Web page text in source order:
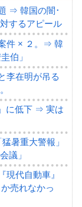
⇒ 韓国の闇･
するアピール
件 × ２。⇒ 韓
伯」
李在明が吊る
に低下 ⇒ 実は
暑重大警報」
議」
現代自動車』
売れなかっ